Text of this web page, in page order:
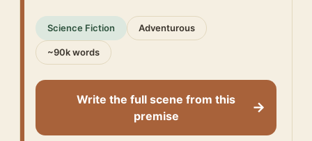
Science Fiction Adventurous
~90k words
Write the full scene from this
premise
→